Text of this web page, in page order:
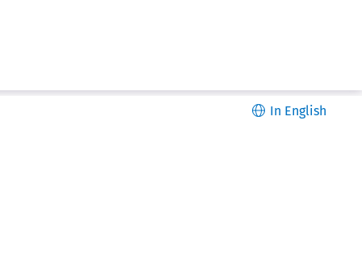
In English